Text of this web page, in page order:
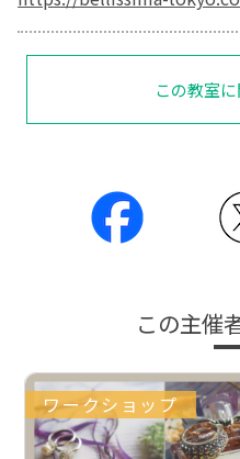
この教室
この主催
ワークショップ